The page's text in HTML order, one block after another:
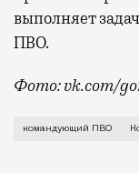
выполняет
ПВО.
Фото: vk.com/
Генерал-
командующий ПВО